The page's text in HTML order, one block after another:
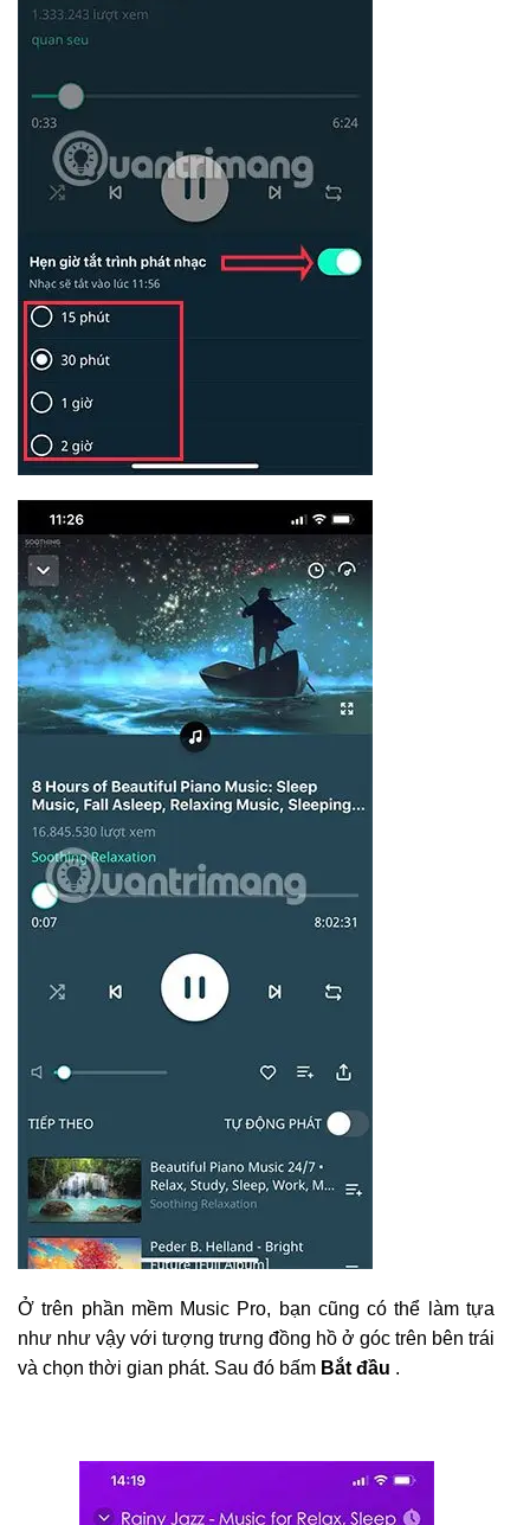
Ở trên phần mềm Music Pro, bạn cũng có thể làm tựa
như như vậy với tượng trưng đồng hồ ở góc trên bên trái
và chọn thời gian phát. Sau đó bấm Bắt đầu .